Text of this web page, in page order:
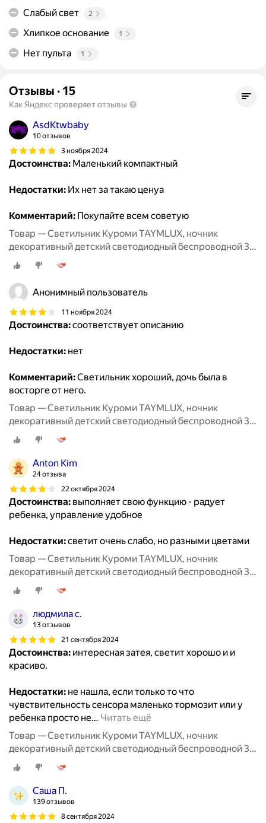
Слабый свет 2
Хлипкое основание 1
Нет пульта 1
Отзывы · 15
Как Яндекс проверяет отзывы
AsdKtwbaby
10 отзывов
3 ноября 2024
Достоинства: Маленький компактный
Недостатки: Их нет за такаю ценуа
Комментарий: Покупайте всем советую
Товар — Светильник Куроми TAYMLUX, ночник
декоративный детский светодиодный беспроводной 3д,
3d неоновый настольный на батарейках аниме 7 цветов
Анонимный пользователь
11 ноября 2024
Достоинства:соответствует описанию
Недостатки: нет
Комментарий:Светильник хороший, дочь была в
восторге от него.
Товар — Светильник Куроми TAYMLUX, ночник
декоративный детский светодиодный беспроводной 3д,
3d неоновый настольный на батарейках аниме 7 цветов
Anton Kim
24 отзыва
22 октября 2024
Достоинства: выполняет свою функцию - радует
ребенка, управление удобное
Недостатки:светит очень слабо, но разными цветами
Товар — Светильник Куроми TAYMLUX, ночник
декоративный детский светодиодный беспроводной 3д,
3d неоновый настольный на батарейках аниме 7 цветов
людмила с.
13 отзывов
21 сентября 2024
Достоинства: интересная затея, светит хорошо и и
красиво.
Недостатки: не нашла, если только то что
чувствительность сенсора маленько тормозит или у
ребенка просто не… Читать ещё
Товар — Светильник Куроми TAYMLUX, ночник
декоративный детский светодиодный беспроводной 3д,
3d неоновый настольный на батарейках аниме 7 цветов
Саша П.
139 отзывов
8 сентября 2024